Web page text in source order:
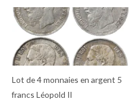
Lot de 4 monnaies en argent 5
francs Léopold II